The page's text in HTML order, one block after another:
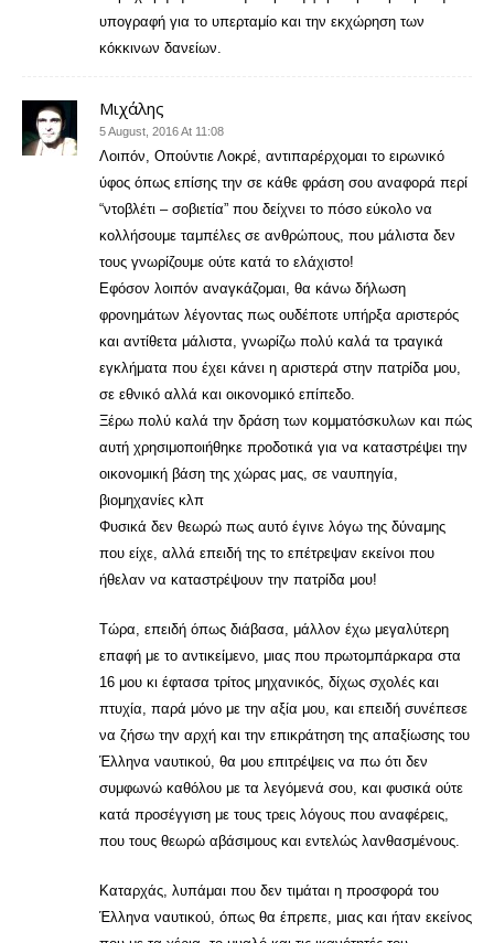
υπογραφή για το υπερταμίο και την εκχώρηση των
κόκκινων δανείων.
Μιχάλης
5 August, 2016 At 11:08
Λοιπόν, Οπούντιε Λοκρέ, αντιπαρέρχομαι το ειρωνικό
ύφος όπως επίσης την σε κάθε φράση σου αναφορά περί
“ντοβλέτι – σοβιετία” που δείχνει το πόσο εύκολο να
κολλήσουμε ταμπέλες σε ανθρώπους, που μάλιστα δεν
τους γνωρίζουμε ούτε κατά το ελάχιστο!
Εφόσον λοιπόν αναγκάζομαι, θα κάνω δήλωση
φρονημάτων λέγοντας πως ουδέποτε υπήρξα αριστερός
και αντίθετα μάλιστα, γνωρίζω πολύ καλά τα τραγικά
εγκλήματα που έχει κάνει η αριστερά στην πατρίδα μου,
σε εθνικό αλλά και οικονομικό επίπεδο.
Ξέρω πολύ καλά την δράση των κομματόσκυλων και πώς
αυτή χρησιμοποιήθηκε προδοτικά για να καταστρέψει την
οικονομική βάση της χώρας μας, σε ναυπηγία,
βιομηχανίες κλπ
Φυσικά δεν θεωρώ πως αυτό έγινε λόγω της δύναμης
που είχε, αλλά επειδή της το επέτρεψαν εκείνοι που
ήθελαν να καταστρέψουν την πατρίδα μου!
Τώρα, επειδή όπως διάβασα, μάλλον έχω μεγαλύτερη
επαφή με το αντικείμενο, μιας που πρωτομπάρκαρα στα
16 μου κι έφτασα τρίτος μηχανικός, δίχως σχολές και
πτυχία, παρά μόνο με την αξία μου, και επειδή συνέπεσε
να ζήσω την αρχή και την επικράτηση της απαξίωσης του
Έλληνα ναυτικού, θα μου επιτρέψεις να πω ότι δεν
συμφωνώ καθόλου με τα λεγόμενά σου, και φυσικά ούτε
κατά προσέγγιση με τους τρεις λόγους που αναφέρεις,
που τους θεωρώ αβάσιμους και εντελώς λανθασμένους.
Καταρχάς, λυπάμαι που δεν τιμάται η προσφορά του
Έλληνα ναυτικού, όπως θα έπρεπε, μιας και ήταν εκείνος